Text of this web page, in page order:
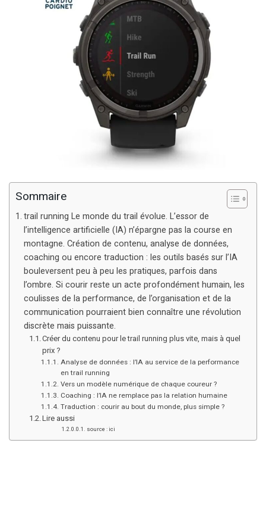
Sommaire
trail running Le monde du trail évolue. L’essor de
l’intelligence artificielle (IA) n’épargne pas la course en
montagne. Création de contenu, analyse de données,
coaching ou encore traduction : les outils basés sur l’IA
bouleversent peu à peu les pratiques, parfois dans
l’ombre. Si courir reste un acte profondément humain, les
coulisses de la performance, de l’organisation et de la
communication pourraient bien connaître une révolution
discrète mais puissante.
Créer du contenu pour le trail running plus vite, mais à quel
prix ?
Analyse de données : l’IA au service de la performance
en trail running
Vers un modèle numérique de chaque coureur ?
Coaching : l’IA ne remplace pas la relation humaine
Traduction : courir au bout du monde, plus simple ?
Lire aussi
source : ici